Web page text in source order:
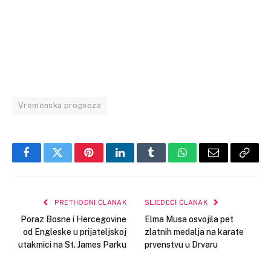
Vremenska prognoza
FacebookTwitterPinterestLinkedInTumblrWhatsApp
Email Copy
PRETHODNI ČLANAK
Poraz Bosne i Hercegovine
od Engleske u prijateljskoj
utakmici na St. James Parku
SLJEDEĆI ČLANAK
Elma Musa osvojila pet
zlatnih medalja na karate
prvenstvu u Drvaru